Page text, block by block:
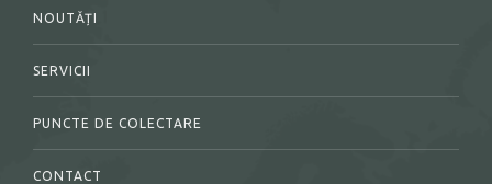
NOUTĂȚI
SERVICII
PUNCTE DE COLECTARE
CONTACT